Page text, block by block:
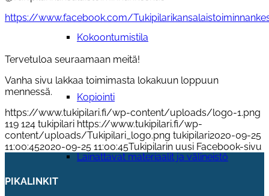
Kokoontumistila
Kopiointi
Lainattavat materiaalit ja välineistö
https://www.facebook.com/
Tervetuloa seuraamaan meitä!
Vanha sivu lakkaa toimimasta lokakuun loppuun
mennessä.
https://www.tukipilari.fi/wp-content/uploads/logo-1.png
119 124 tukipilari https://www.tukipilari.fi/wp-
content/uploads/Tukipilari_logo.png tukipilari2020-09-25
11:00:452020-09-25 11:00:45Tukipilarin uusi Facebook-sivu
PIKALINKIT